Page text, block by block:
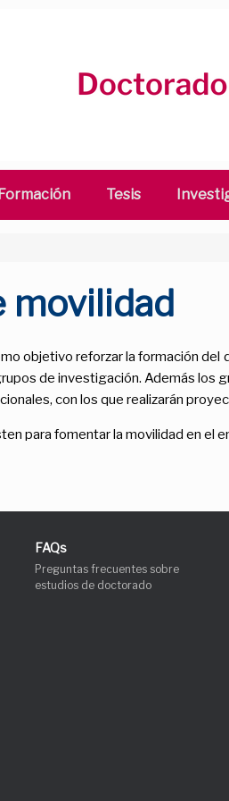
Tesis
movilidad
objetivo reforzar la formación
de investigación. Además
con los que realizarán
para fomentar la movilidad en el
FAQs
Preguntas frecuentes sobre
estudios de doctorado